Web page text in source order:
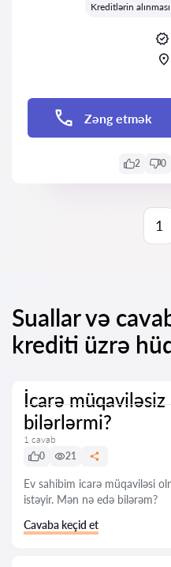
Kreditlərin
Zəng etmək
2 0
1
Suallar və
krediti üzrə
İcarə müqaviləsiz
bilərlərmi?
1 cavab
0
21
Ev sahibim icarə müqaviləsi
istəyir. Mən nə edə bilərəm?
Cavaba keçid et